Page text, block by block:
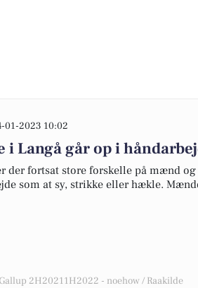
01-2023 10:02
i Langå går op i
der fortsat store forskelle på mænd
som at sy, strikke eller hækle.
2H20211H2022 - noehow / Raakilde